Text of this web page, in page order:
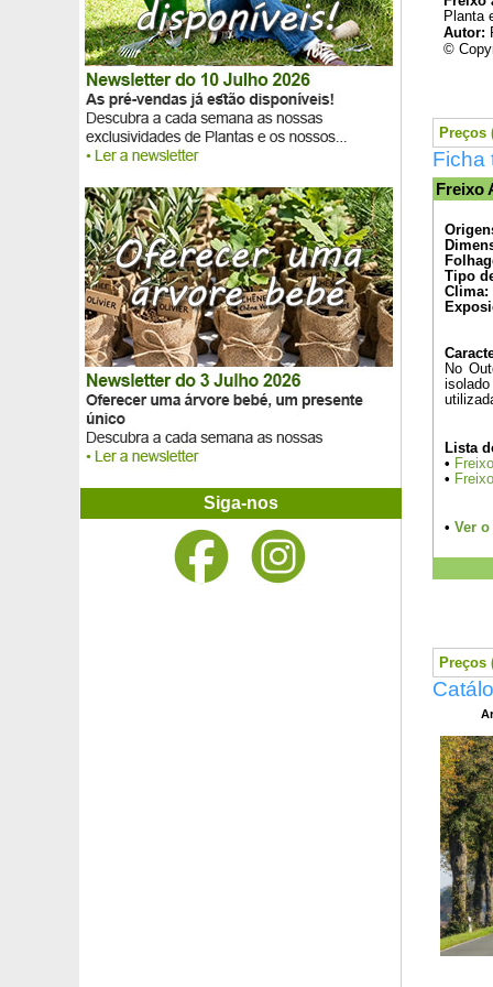
Gilbardeira
Gipsofila rastejante
Gipsofila rastejante rosa
Glicínia azul
Glicínia branca
Glicínia de Verão
Glicínia rosa
Goiaba-ananás
Goiaba da China, Goiaba-cereja
Goiaba morango
Goji
Goji com bagas amarelas
Grama-coreana, Zoysia
Gramínea do Japão
Gramínea do Japão 'Aureola'
Gramínea dos escovilhões
Gramínea dos escovilhões 'Fireworks'
Gramínea Rubra do Japão
Grevilea 'Canberra Gem'
Grevilea rosmarinifolia 'Jenkinsii'
Grewia ocidental
Groselheira Alpina
Groselheira espinhosa
Groselheira Negra
Groselheira negra anã
Siga-nos
Planta
Autor:
©
Preços
Ficha
Freixo
Tipo
Clima:
No
Lista
•
•
• Ver
Preços